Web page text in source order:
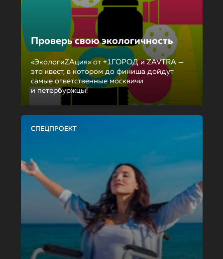
Проверь свою экологичность
«ЭкологиZAция» от +1ГОРОД и ZAVTRA —
это квест, в котором до финиша дойдут
самые ответственные москвичи
и петербуржцы!
СПЕЦПРОЕКТ